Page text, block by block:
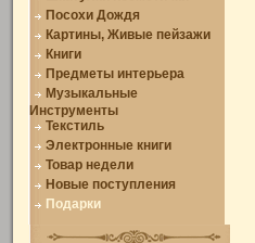
Посохи Дождя
Картины, Живые пейзажи
Книги
Предметы интерьера
Музыкальные
Инструменты
Текстиль
Электронные книги
Товар недели
Новые поступления
Подарки